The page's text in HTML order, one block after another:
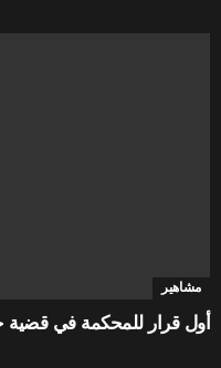
مشاهير
أول قرار للمحكمة في قضية